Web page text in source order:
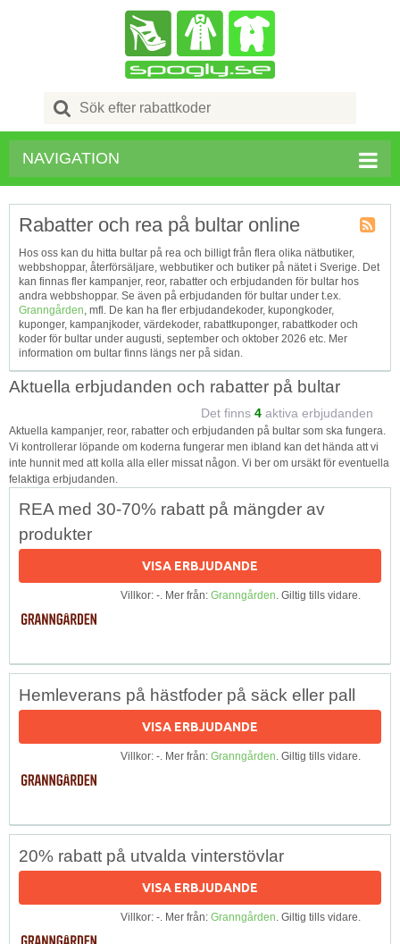
Search
for:
NAVIGATION
Tagg
Rabatter och rea på bultar online
Hos oss kan du hitta bultar på rea och billigt från flera olika nätbutiker,
webbshoppar, återförsäljare, webbutiker och butiker på nätet i Sverige. Det
kan finnas fler kampanjer, reor, rabatter och erbjudanden för bultar hos
andra webbshoppar. Se även på erbjudanden för bultar under t.ex.
Granngården, mfl. De kan ha fler erbjudandekoder, kupongkoder,
kuponger, kampanjkoder, värdekoder, rabattkuponger, rabattkoder och
koder för bultar under augusti, september och oktober 2026 etc. Mer
information om bultar finns längs ner på sidan.
Aktuella erbjudanden och rabatter på bultar
Det finns 4 aktiva erbjudanden
Aktuella kampanjer, reor, rabatter och erbjudanden på bultar som ska fungera.
Vi kontrollerar löpande om koderna fungerar men ibland kan det hända att vi
inte hunnit med att kolla alla eller missat någon. Vi ber om ursäkt för eventuella
felaktiga erbjudanden.
REA med 30-70% rabatt på mängder av
produkter
VISA ERBJUDANDE
Villkor: -. Mer från: Granngården. Giltig tills vidare.
Hemleverans på hästfoder på säck eller pall
VISA ERBJUDANDE
Villkor: -. Mer från: Granngården. Giltig tills vidare.
20% rabatt på utvalda vinterstövlar
VISA ERBJUDANDE
Villkor: -. Mer från: Granngården. Giltig tills vidare.